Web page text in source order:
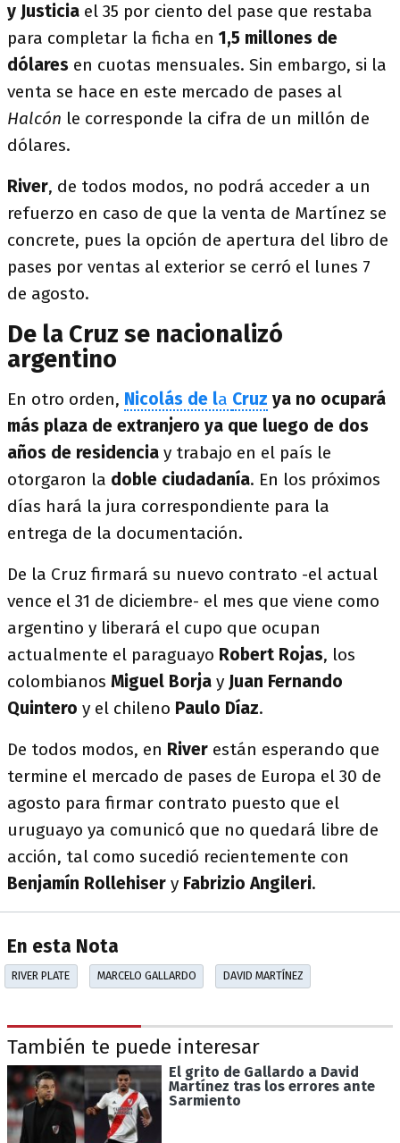
y Justicia el 35 por ciento del pase que restaba
para completar la ficha en 1,5 millones de
dólares en cuotas mensuales. Sin embargo, si la
venta se hace en este mercado de pases al
Halcón le corresponde la cifra de un millón de
dólares.
River, de todos modos, no podrá acceder a un
refuerzo en caso de que la venta de Martínez se
concrete, pues la opción de apertura del libro de
pases por ventas al exterior se cerró el lunes 7
de agosto.
De la Cruz se nacionalizó
argentino
En otro orden, Nicolás de la Cruz ya no ocupará
más plaza de extranjero ya que luego de dos
años de residencia y trabajo en el país le
otorgaron la doble ciudadanía. En los próximos
días hará la jura correspondiente para la
entrega de la documentación.
De la Cruz firmará su nuevo contrato -el actual
vence el 31 de diciembre- el mes que viene como
argentino y liberará el cupo que ocupan
actualmente el paraguayo Robert Rojas, los
colombianos Miguel Borja y Juan Fernando
Quintero y el chileno Paulo Díaz.
De todos modos, en River están esperando que
termine el mercado de pases de Europa el 30 de
agosto para firmar contrato puesto que el
uruguayo ya comunicó que no quedará libre de
acción, tal como sucedió recientemente con
Benjamín Rollehiser y Fabrizio Angileri.
En esta Nota
RIVER PLATE MARCELO GALLARDO DAVID MARTÍNEZ
También te puede interesar
El grito de Gallardo a David
Martínez tras los errores ante
Sarmiento